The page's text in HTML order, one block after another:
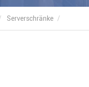
Serverschränke